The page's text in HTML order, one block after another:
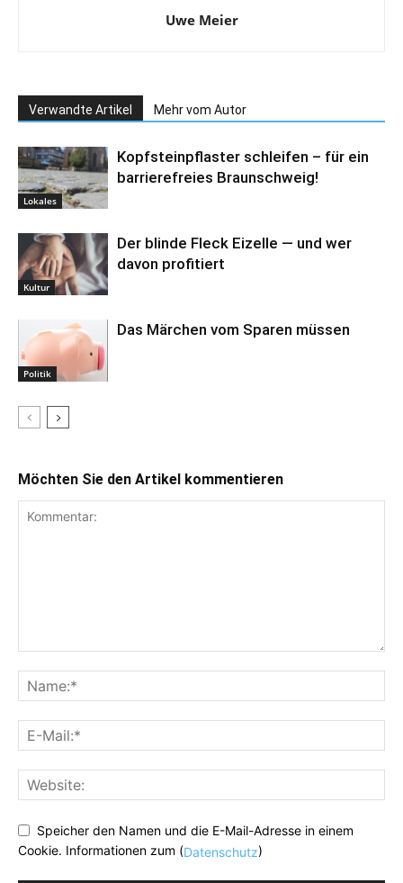
Uwe Meier
Verwandte Artikel Mehr vom Autor
Lokales
Kopfsteinpflaster schleifen – für ein
barrierefreies Braunschweig!
Kultur
Der blinde Fleck Eizelle — und wer
davon profitiert
Politik
Das Märchen vom Sparen müssen
Möchten Sie den Artikel kommentieren
Speicher den Namen und die E-Mail-Adresse in einem
Cookie. Informationen zum (Datenschutz)